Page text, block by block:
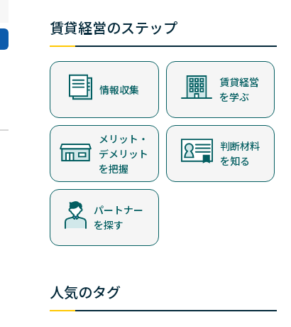
賃貸経営のステップ
情報収集
賃貸経営
を学ぶ
メリット・
デメリット
を把握
判断材料
を知る
パートナー
を探す
人気のタグ